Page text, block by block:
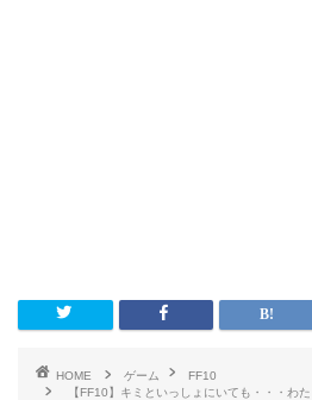
HOME ゲーム
FF10
【FF10】キミといっしょにいても・・・わ